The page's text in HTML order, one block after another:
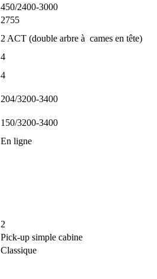
450/2400-3000
2755
2 ACT (double arbre à cames en tête)
4
4
204/3200-3400
150/3200-3400
En ligne
2
Pick-up simple cabine
Classique